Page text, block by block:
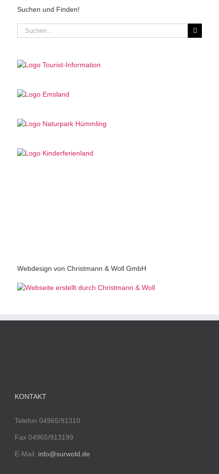
Suchen und Finden!
Suche
nach:
Webdesign von Christmann & Woll GmbH
KONTAKT
Telefon 04965/91310
Fax 04965/913199
E-Mail: info@surwold.de